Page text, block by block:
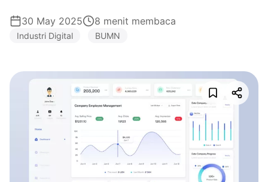
30 May 2025 8 menit membaca
Industri Digital BUMN